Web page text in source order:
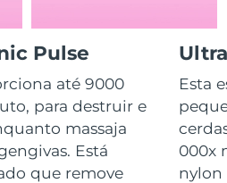
Pulse
até 9000
para destruir e
massaja
Está
que remove
Esta
000x
nylon
Homens
Entrega prevista 8/9/26
Entrega prevista 8/12/26